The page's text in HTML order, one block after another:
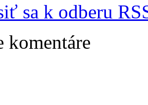
sa k odberu
komentáre